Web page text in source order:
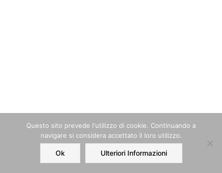
Home Order Account
Questo sito prevede l‘utilizzo di cookie. Continuando a
navigare si considera accettato il loro utilizzo.
Ok Ulteriori Informazioni